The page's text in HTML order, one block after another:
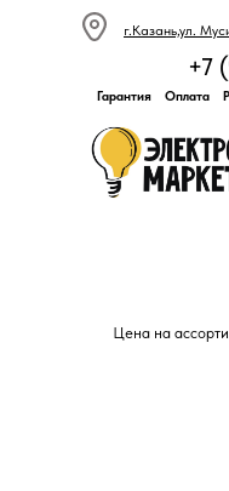
г.Казань,ул.
+7
Гарантия Оплата
Цена на